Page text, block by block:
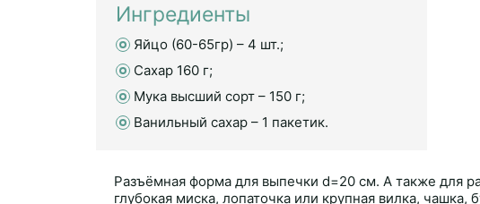
Ингредиенты
Яйцо (60-65гр) – 4 шт.;
Сахар 160 г;
Мука высший сорт – 150 г;
Ванильный сахар – 1 пакетик.
Разъёмная форма для выпечки d=20 см. А также для
глубокая миска, лопаточка или крупная вилка,